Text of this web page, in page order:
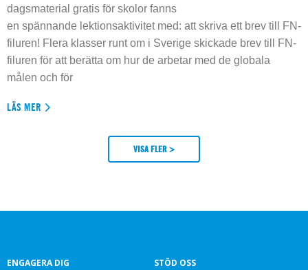
dagsmaterial gratis för skolor fanns
en spännande lektionsaktivitet med: att skriva ett brev till FN-
filuren! Flera klasser runt om i Sverige skickade brev till FN-
filuren för att berätta om hur de arbetar med de globala
målen och för
LÄS MER
VISA FLER >
ENGAGERA DIG STÖD OSS